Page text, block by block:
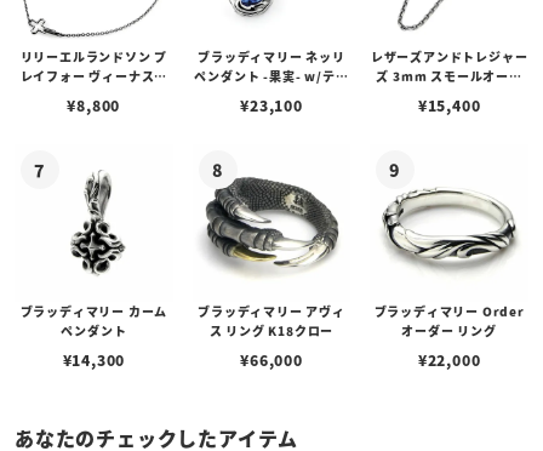
リリーエルランドソン プ
レイフォー ヴィーナスチ
¥8,800
ブラッディマリー ネッリ
ペンダント -果実- w/ティ
¥23,100
レザーズアンドトレジャー
ズ 3mm スモールオーバ
ブスタークラスプ＆LTロ
¥15,400
ブラッディマリー カーム
ペンダント
¥14,300
ブラッディマリー アヴィ
ス リング K18クロー
¥66,000
ブラッディマリー Order
オーダー リング
¥22,000
あなたのチェックしたアイテム